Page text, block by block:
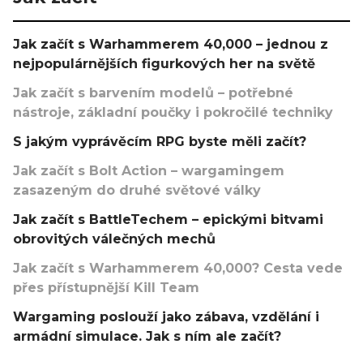
Jak začít s Warhammerem 40,000 – jednou z
nejpopulárnějších figurkových her na světě
Jak začít s barvením modelů – potřebné
nástroje, základní poučky i pokročilé techniky
S jakým vyprávěcím RPG byste měli začít?
Jak začít s Bolt Action – wargamingem
zasazeným do druhé světové války
Jak začít s BattleTechem – epickými bitvami
obrovitých válečných mechů
Jak začít s Warhammerem 40,000? Cesta vede
přes přístupnější Kill Team
Wargaming poslouží jako zábava, vzdělání i
armádní simulace. Jak s ním ale začít?